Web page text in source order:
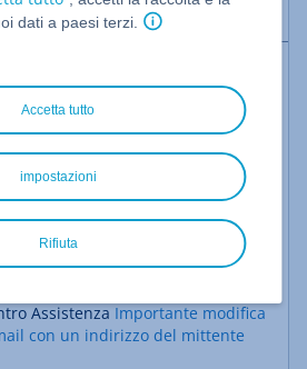
sicurezza dei nostri clienti, dal
disattiveremo l'invio di e-mail con
questa data, sarà possibile
se il dominio dell'indirizzo del
in merito e per sapere a cosa
AssistenzaImportante modifica
con un indirizzo del mittente
dati a paesi terzi.
Accetta tutto
Rifiuta
impostazioni